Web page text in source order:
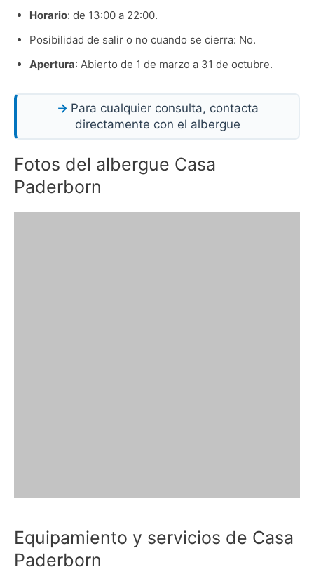
Horario: de 13:00 a 22:00.
Posibilidad de salir o no cuando se cierra: No.
Apertura: Abierto de 1 de marzo a 31 de octubre.
Para cualquier consulta, contacta
directamente con el albergue
Fotos del albergue Casa
Paderborn
Equipamiento y servicios de Casa
Paderborn